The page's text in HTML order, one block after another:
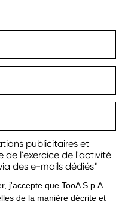
publicitaires et
de l'exercice de l'activité
des e-mails dédiés*
j'accepte que TooA S.p.A
de la manière décrite et